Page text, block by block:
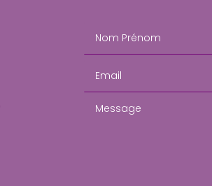
Message